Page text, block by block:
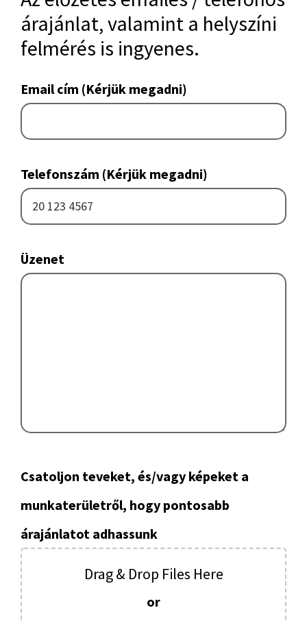
árajánlat, valamint a helyszíni
felmérés is ingyenes.
Email cím (Kérjük megadni)
Telefonszám (Kérjük megadni)
Üzenet
Csatoljon teveket, és/vagy képeket a
munkaterületről, hogy pontosabb
árajánlatot adhassunk
Drag & Drop Files Here
or